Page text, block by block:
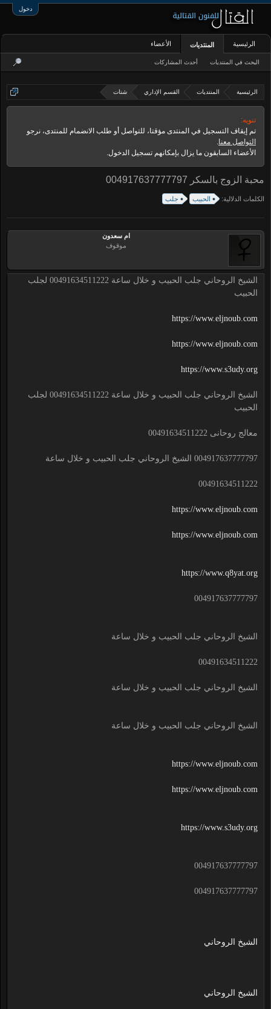
دخول
الرئيسية المنتديات القسم الإداري شتات
تنويه:
تم إيقاف التسجيل في المنتدى مؤقتا، للتواصل أو طلب الانضمام للمنتدى، نرجو
التواصل معنا.
الأعضاء السابقون ما يزال بإمكانهم تسجيل الدخول.
محبة الزوج بالسكر 004917637777797
الكلمات الدلالية: الحبيب جلب
ام سعدون
موقوف
الشيخ الروحاني جلب الحبيب و خلال ساعة 00491634511222 لجلب
الحبيب
https://www.eljnoub.com
https://www.eljnoub.com
https://www.s3udy.org
الشيخ الروحاني جلب الحبيب و خلال ساعة 00491634511222 لجلب
الحبيب
معالج روحانى 00491634511222
004917637777797 الشيخ الروحاني جلب الحبيب و خلال ساعة
00491634511222
https://www.eljnoub.com
https://www.eljnoub.com
https://www.q8yat.org
004917637777797
الشيخ الروحاني جلب الحبيب و خلال ساعة
00491634511222
الشيخ الروحاني جلب الحبيب و خلال ساعة
الشيخ الروحاني جلب الحبيب و خلال ساعة
https://www.eljnoub.com
https://www.eljnoub.com
https://www.s3udy.org
004917637777797
004917637777797
الشيخ الروحاني
الشيخ الروحاني
الرئيسية المنتديات
البحث في المنتديات أحدث المشاركات
الأعضاء